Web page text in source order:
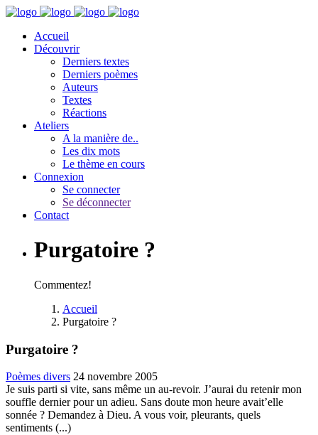
Accueil
Découvrir
Derniers textes
Derniers poèmes
Auteurs
Textes
Réactions
Ateliers
A la manière de..
Les dix mots
Le thème en cours
Connexion
Se connecter
Se déconnecter
Contact
Purgatoire ?
Commentez!
Accueil
Purgatoire ?
Purgatoire ?
Poèmes divers 24 novembre 2005
Je suis parti si vite, sans même un au-revoir. J’aurai du retenir mon
souffle dernier pour un adieu. Sans doute mon heure avait’elle
sonnée ? Demandez à Dieu. A vous voir, pleurants, quels
sentiments (...)